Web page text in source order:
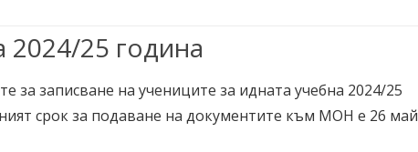
ЛИЧНИ ДАННИ
ГЕРГЬОВДЕН
2023
ДЕН НА ИНТЕГРАЦИЯТА 2018
2024/25 година
за записване на учениците за идната учебна 2024/25
срок за подаване на документите към МОН е 26 май